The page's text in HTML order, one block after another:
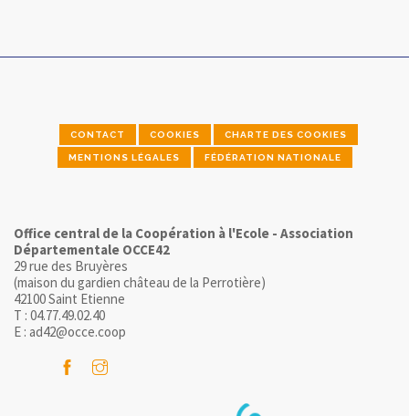
CONTACT COOKIES CHARTE DES COOKIES
MENTIONS LÉGALES FÉDÉRATION NATIONALE
Office central de la Coopération à l'Ecole - Association
Départementale OCCE42
29 rue des Bruyères
(maison du gardien château de la Perrotière)
42100 Saint Etienne
T : 04.77.49.02.40
E : ad42@occe.coop